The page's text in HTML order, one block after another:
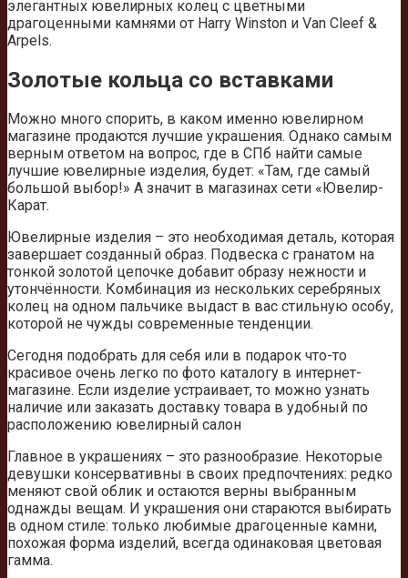
элегантных ювелирных колец с цветными
драгоценными камнями от Harry Winston и Van Cleef &
Arpels.
Золотые кольца со вставками
Можно много спорить, в каком именно ювелирном
магазине продаются лучшие украшения. Однако самым
верным ответом на вопрос, где в СПб найти самые
лучшие ювелирные изделия, будет: «Там, где самый
большой выбор!» А значит в магазинах сети «Ювелир-
Карат.
Ювелирные изделия – это необходимая деталь, которая
завершает созданный образ. Подвеска с гранатом на
тонкой золотой цепочке добавит образу нежности и
утончённости. Комбинация из нескольких серебряных
колец на одном пальчике выдаст в вас стильную особу,
которой не чужды современные тенденции.
Сегодня подобрать для себя или в подарок что-то
красивое очень легко по фото каталогу в интернет-
магазине. Если изделие устраивает, то можно узнать
наличие или заказать доставку товара в удобный по
расположению ювелирный салон
Главное в украшениях – это разнообразие. Некоторые
девушки консервативны в своих предпочтениях: редко
меняют свой облик и остаются верны выбранным
однажды вещам. И украшения они стараются выбирать
в одном стиле: только любимые драгоценные камни,
похожая форма изделий, всегда одинаковая цветовая
гамма.